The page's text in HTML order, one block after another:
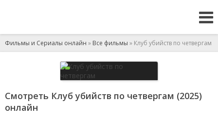
Фильмы и Сериалы онлайн » Все фильмы » Клуб убийств по четвергам
Смотреть Клуб убийств по четвергам (2025)
онлайн